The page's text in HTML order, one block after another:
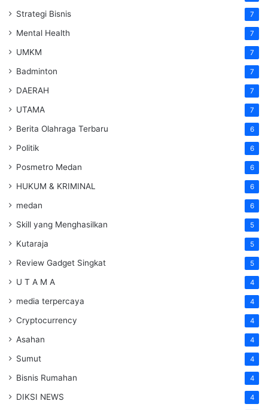
Strategi Bisnis 7
Mental Health 7
UMKM 7
Badminton 7
DAERAH 7
UTAMA 7
Berita Olahraga Terbaru 6
Politik 6
Posmetro Medan 6
HUKUM & KRIMINAL 6
medan 6
Skill yang Menghasilkan 5
Kutaraja 5
Review Gadget Singkat 5
U T A M A 4
media terpercaya 4
Cryptocurrency 4
Asahan 4
Sumut 4
Bisnis Rumahan 4
DIKSI NEWS 4